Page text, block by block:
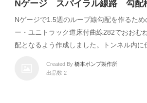
Nゲージ スパイラル線路 勾配
Nゲージで1.5週のループ線勾配を作るため
ー・ユニトラック道床付曲線282でおおむ
配となるよう作成しました。トンネル内
Created By 橋本ポンプ製作所
出品数 2